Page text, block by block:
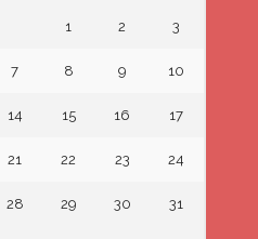
1 2 3
7 8 9 10
14 15 16 17
21 22 23 24
28 29 30 31